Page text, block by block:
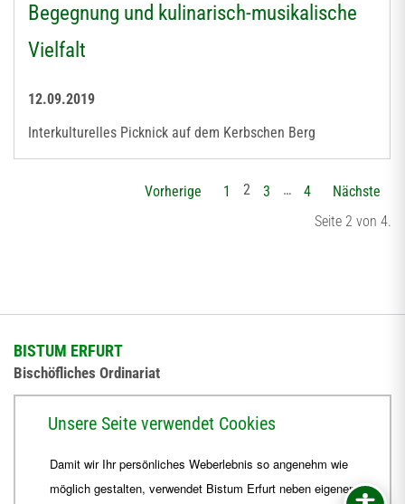
Begegnung und kulinarisch-musikalische
Vielfalt
12.09.2019
Interkulturelles Picknick auf dem Kerbschen Berg
Seite 2 von 4.
Vorherige 1 2 3 … 4 Nächste
BISTUM ERFURT
Bischöfliches Ordinariat
+49 361 6572-444
ordinariat Bistum-Erfurt.de
Unsere Seite verwendet Cookies
Damit wir Ihr persönliches Weberlebnis so angenehm wie
möglich gestalten, verwendet Bistum Erfurt neben eigenen